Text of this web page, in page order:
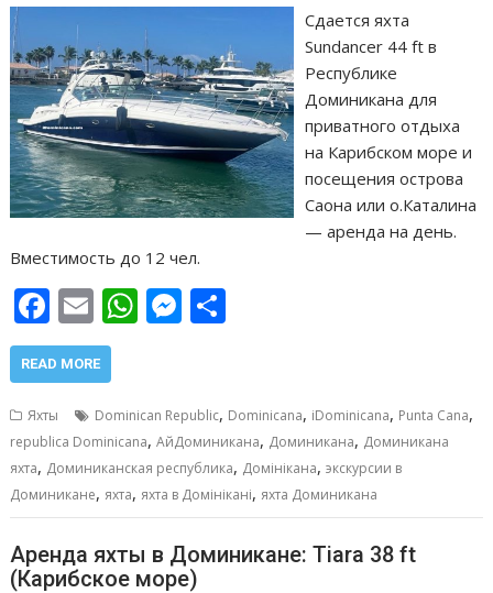
Сдается яхта
Sundancer 44 ft в
Республике
Доминикана для
приватного отдыха
на Карибском море и
посещения острова
Саона или о.Каталина
— аренда на день.
Вместимость до 12 чел.
F
ac
e
b
o
o
k
E
m
ai
l
W
h
s
A
p
p
M
e
e
n
g
er
р
а
в
и
т
READ MORE
Яхты Dominican Republic, Dominicana, iDominicana, Punta Cana,
republica Dominicana,АйДоминикана, Доминикана, Доминикана
яхта, Доминиканская республика, Домінікана,экскурсии в
Доминикане, яхта, яхта в Домінікані, яхта Доминикана
Аренда яхты в Доминикане: Tiara 38 ft
(Карибское море)